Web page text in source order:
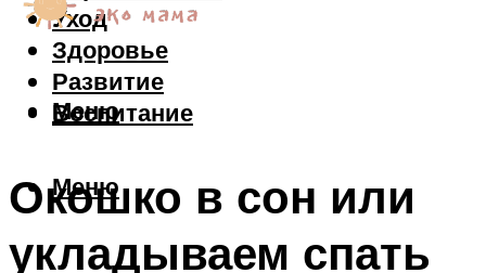
Уход
Здоровье
Развитие
Воспитание
Меню
Меню
Окошко в сон или
укладываем спать